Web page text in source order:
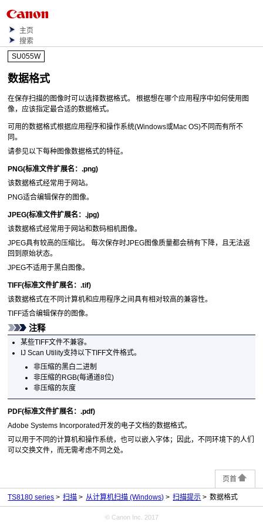
主页
搜索
SU055W
数据格式
在保存扫描的图像时可以选择数据格式。
根据想在哪个应用程序中如何使用图
像，应该指定最合适的数据格式。
可用的数据格式根据应用程序和操作系统(Windows或Mac OS)不同而有所不
同。
请参见以下每种图像数据格式的特征。
PNG(标准文件扩展名：.png)
该数据格式经常用于网站。
PNG适合编辑保存的图像。
JPEG(标准文件扩展名：.jpg)
该数据格式经常用于网站和数码相机图像。
JPEG具有较高的压缩比。 每次保存时JPEG图像质量都会稍有下降，且无法返
回到原始状态。
JPEG不适用于黑白图像。
TIFF(标准文件扩展名：.tif)
该数据格式在不同计算机和应用程序之间具有相对较高的兼容性。
TIFF适合编辑保存的图像。
注释
某些TIFF文件不兼容。
IJ Scan Utility支持以下TIFF文件格式。
非压缩的黑白二进制
非压缩的RGB(每通道8位)
非压缩的灰度
PDF(标准文件扩展名：.pdf)
Adobe Systems Incorporated开发的电子文档的数据格式。
可以用于不同的计算机和操作系统，也可以嵌入字体；因此，不同环境下的人们
可以交换文件，而无需考虑不同之处。
页首
TS8180 series 扫描 从计算机扫描 (Windows) 扫描提示 数据格式
© Canon Inc. 2017